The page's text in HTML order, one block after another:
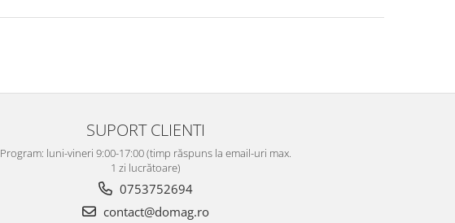
SUPORT CLIENTI
Program: luni-vineri 9:00-17:00 (timp răspuns la email-uri max.
1 zi lucrătoare)
0753752694
contact@domag.ro